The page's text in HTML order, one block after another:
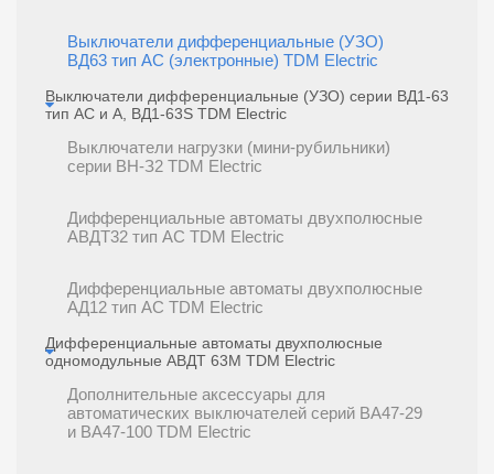
Выключатели дифференциальные (УЗО)
ВД63 тип АС (электронные) TDM Electric
Выключатели дифференциальные (УЗО) серии ВД1-63
тип АС и А, ВД1-63S TDM Electric
Выключатели нагрузки (мини-рубильники)
серии ВН-З2 TDM Electric
Дифференциальные автоматы двухполюсные
АВДТ32 тип АС TDM Electric
Дифференциальные автоматы двухполюсные
АД12 тип АС TDM Electric
Дифференциальные автоматы двухполюсные
одномодульные АВДТ 63М TDM Electric
Дополнительные аксессуары для
автоматических выключателей серий ВА47-29
и ВА47-100 TDM Electric